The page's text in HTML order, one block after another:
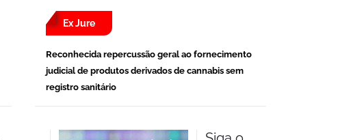
Ex Jure
Reconhecida repercussão geral ao fornecimento
judicial de produtos derivados de cannabis sem
registro sanitário